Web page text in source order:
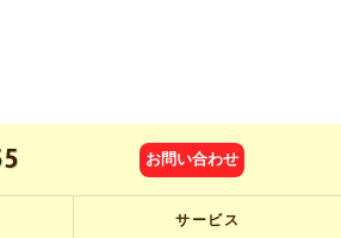
お問い合わせ
サービス